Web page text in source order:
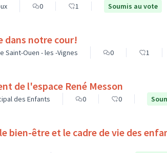
0 1 Soumis au vote
dans notre cour!
Saint-Ouen - les -Vignes 0 1
de l'espace René Messon
des Enfants 0 0
bien-être et le cadre de vie des